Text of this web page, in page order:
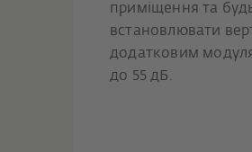
приміщення та
встановлювати
додатковим
до 55 дБ.